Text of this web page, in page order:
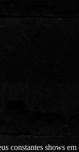
constantes shows